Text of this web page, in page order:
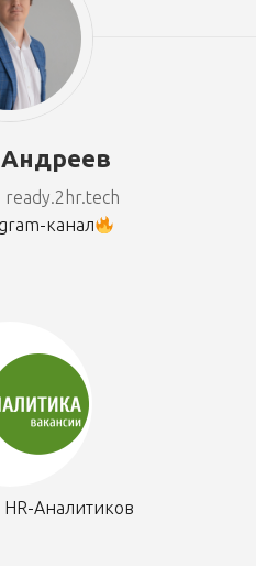
ready.2hr.tech
канал
Аналитиков